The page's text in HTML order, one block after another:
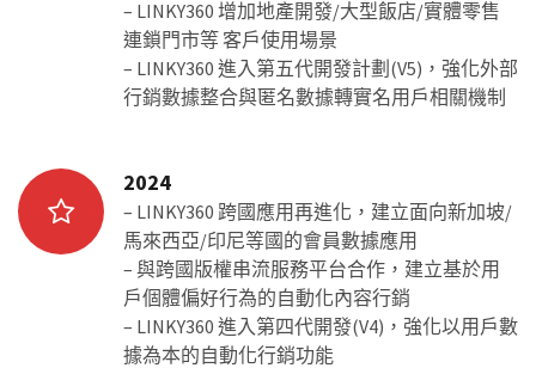
– LINKY360 增加地產開發/大型飯店/實體零售
連鎖門市等 客戶使用場景
– LINKY360 進入第五代開發計劃(V5)，強化外部
行銷數據整合與匿名數據轉實名用戶相關機制
2024
– LINKY360 跨國應用再進化，建立面向新加坡/
馬來西亞/印尼等國的會員數據應用
– 與跨國版權串流服務平台合作，建立基於用
戶個體偏好行為的自動化內容行銷
– LINKY360 進入第四代開發(V4)，強化以用戶數
據為本的自動化行銷功能